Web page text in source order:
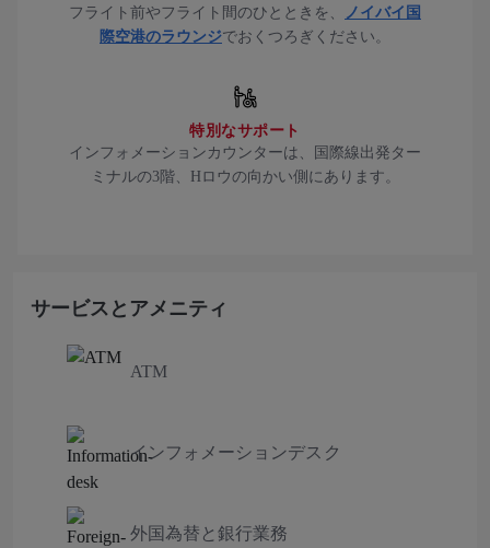
フライト前やフライト間のひとときを、
ノイバイ国
際空港のラウンジでおくつろぎください。
特別なサポート
インフォメーションカウンターは、国際線出発ター
ミナルの3階、Hロウの向かい側にあります。
サービスとアメニティ
ATM
インフォメーションデスク
外国為替と銀行業務